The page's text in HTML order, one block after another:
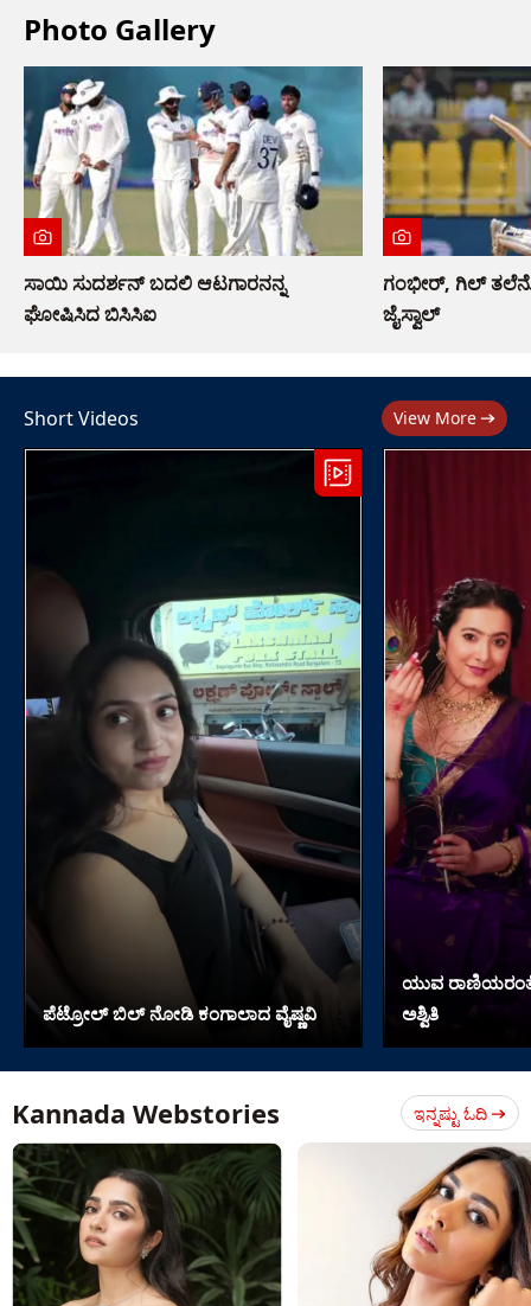
Photo Gallery
ಸಾಯಿ ಸುದರ್ಶನ್ ಬದಲಿ ಆಟಗಾರನನ್ನ
ಘೋಷಿಸಿದ ಬಿಸಿಸಿಐ
ಗಂಭೀರ್, ಗಿಲ್
ಜೈಸ್ವಾಲ್
Short Videos View More
ಪೆಟ್ರೋಲ್ ಬಿಲ್ ನೋಡಿ ಕಂಗಾಲಾದ ವೈಷ್ಣವಿ
ಯುವ
ಅಶ್ವಿತಿ
Kannada Webstories ಇನ್ನಷ್ಟು ಓದಿ